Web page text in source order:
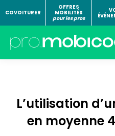
COVOITURER
OFFRES
MOBILITÉS
pour les pros
L’utilisation
en moyenne